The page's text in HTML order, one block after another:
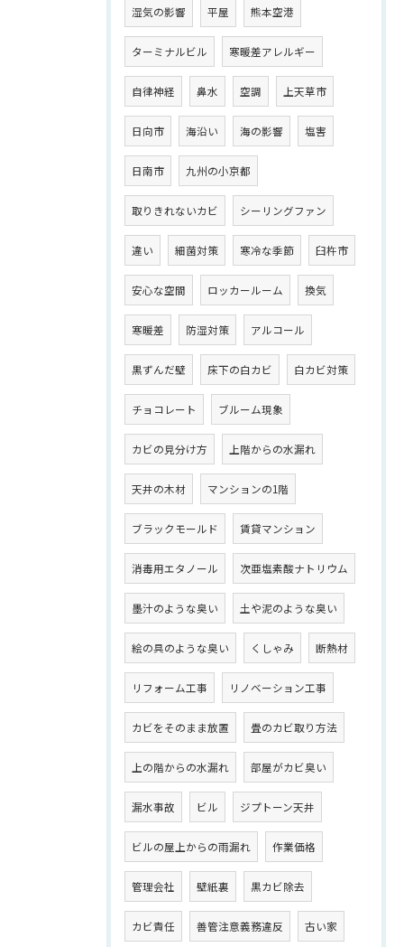
湿気の影響 平屋 熊本空港
ターミナルビル 寒暖差アレルギー
自律神経 鼻水 空調 上天草市
日向市 海沿い 海の影響 塩害
日南市 九州の小京都
取りきれないカビ シーリングファン
違い 細菌対策 寒冷な季節 臼杵市
安心な空間 ロッカールーム 換気
寒暖差 防湿対策 アルコール
黒ずんだ壁 床下の白カビ 白カビ対策
チョコレート ブルーム現象
カビの見分け方 上階からの水漏れ
天井の木材 マンションの1階
ブラックモールド 賃貸マンション
消毒用エタノール 次亜塩素酸ナトリウム
墨汁のような臭い 土や泥のような臭い
絵の具のような臭い くしゃみ 断熱材
リフォーム工事 リノベーション工事
カビをそのまま放置 畳のカビ取り方法
上の階からの水漏れ 部屋がカビ臭い
漏水事故 ビル ジプトーン天井
ビルの屋上からの雨漏れ 作業価格
管理会社 壁紙裏 黒カビ除去
カビ責任 善管注意義務違反 古い家